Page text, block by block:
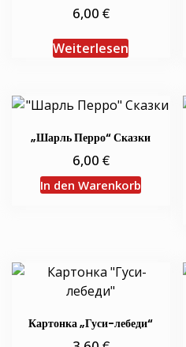
6,00 €
Weiterlesen
„Шарль Перро“ Сказки
6,00 €
In den Warenkorb
Картонка „Гуси-лебеди“